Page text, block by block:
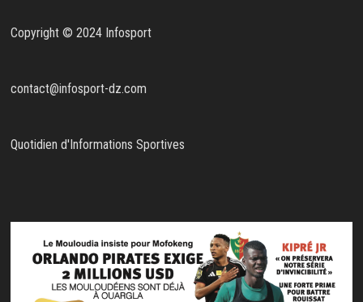
Copyright © 2024 Infosport
contact@infosport-dz.com
Quotidien d'Informations Sportives